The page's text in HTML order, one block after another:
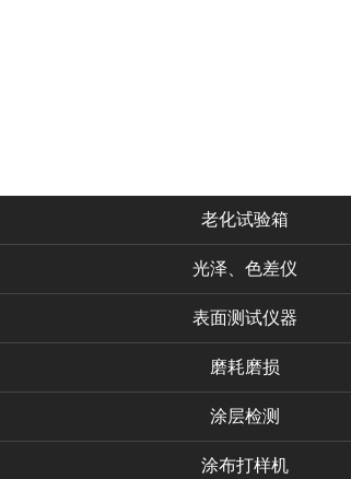
老化试验箱
光泽、色差仪
表面测试仪器
磨耗磨损
涂层检测
涂布打样机